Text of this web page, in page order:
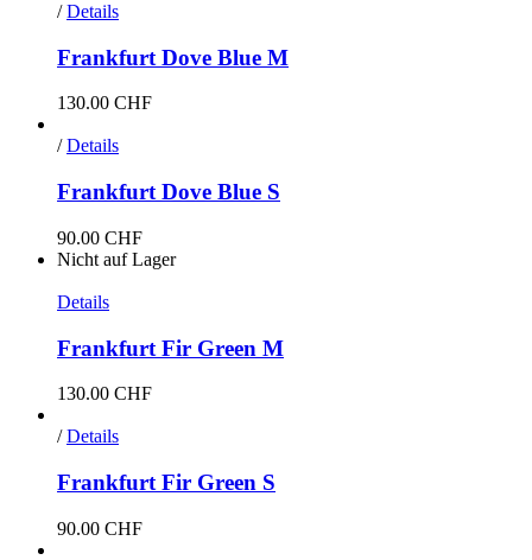
/ Details
Frankfurt Dove Blue M
130.00 CHF
/ Details
Frankfurt Dove Blue S
90.00 CHF
Nicht auf Lager
Details
Frankfurt Fir Green M
130.00 CHF
/ Details
Frankfurt Fir Green S
90.00 CHF